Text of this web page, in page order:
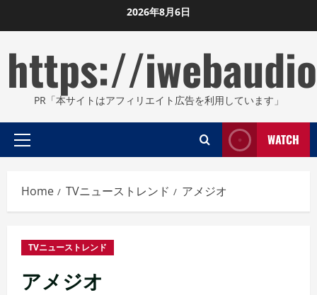
to
2026年8月6日
https://
PR「本サイトはアフィリエイト広告を利用しています」
Primary
WATCH
Home TVニューストレンド アメジオ
TVニューストレンド
アメジオ